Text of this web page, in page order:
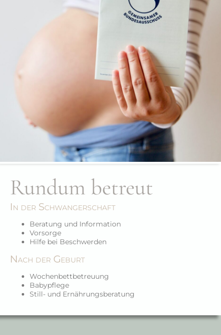
Rundum betreut
In der Schwangerschaft
Beratung und Information
Vorsorge
Hilfe bei Beschwerden
Nach der Geburt
Wochenbettbetreuung
Babypflege
Still- und Ernährungsberatung